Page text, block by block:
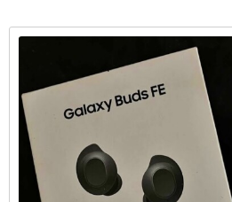
บริการ ที่ รับจำนำพลัส เรามีบริการครอบคลุม
ลูกค้าต้องการจำนำ ดังนี้: รับจำนำ โทรศัพท์มื
Samsung, Huawei, Oppo ฯลฯ) รับจำนำ
แล็ปท็อป รับจำนำ แท็บเล็ต / iPad รับจำนำ เค
ไฟฟ้าภายในบ้าน รับจำนำ กล้องถ่ายรูป / กล้
รับจำนำ ของสะสม / ของมีค่าอื่น ๆ บริการแต่ละ
สภาพสินค้า รุ่น ยี่ห้อ อายุการใช้งาน เราให้รา
ความปลอดภัย และการดูแล ระบบกล้องวงจร
/ ตู้นิรภัย พนักงานผ่านการฝึกอบรม ประกันค
บันทึกข้อมูลลูกค้าเป็นความลับ คำแนะนำสำห
รับจำนำสินค้าทุกประเภทอย่าง ครบวงจร จ่าย
จำนำสามย่านมิตรทาวน์ จ่ายเงินสดทันที ไม่รอ
JumnumPlus.com บริการรับจำนำที่เชื่อถือ
ถือ โน้ตบุ๊ก เครื่องใช้ไฟฟ้า และสินทรัพย์มีค่าอื่
(JumnumPlus) เมื่อคุณต้องการเงินด่วน เราที่
จำนำสินค้าทุกประเภทอย่างครบวงจร — ไม่ว่าจ
โน้ตบุ๊ก เครื่องใช้ไฟฟ้า หรือ สินทรัพย์มีค่าอื่น ๆ
เป็นธรรม ให้ราคาสูง และจ่ายเงินสดรวดเร็วภา
การให้บริการที่ โปร่งใส ปลอดภัย เชื่อถือได้ ก
ภายในสถานที่ที่มีระบบรักษาความปลอดภัยค